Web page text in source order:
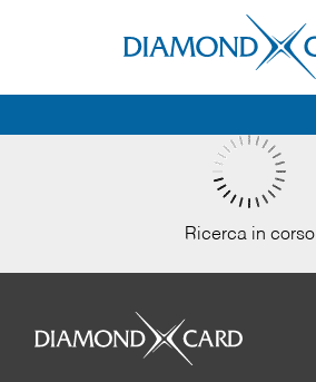
Ricerca in corso